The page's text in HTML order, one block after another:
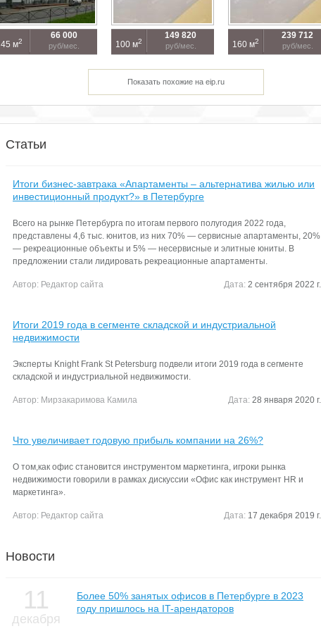
45 м2
66 000
руб/мес. 100 м2
149 820
руб/мес. 160 м2
239 712
руб/мес.
Показать похожие на eip.ru
Статьи
Итоги бизнес-завтрака «Апартаменты – альтернатива жилью или
инвестиционный продукт?» в Петербурге
Всего на рынке Петербурга по итогам первого полугодия 2022 года,
представлены 4,6 тыс. юнитов, из них 70% — сервисные апартаменты, 20%
— рекреационные объекты и 5% — несервисные и элитные юниты. В
предложении стали лидировать рекреационные апартаменты.
Автор: Редактор сайта Дата: 2 сентября 2022 г.
Итоги 2019 года в сегменте складской и индустриальной
недвижимости
Эксперты Knight Frank St Petersburg подвели итоги 2019 года в сегменте
складской и индустриальной недвижимости.
Автор: Мирзакаримова Камила Дата: 28 января 2020 г.
Что увеличивает годовую прибыль компании на 26%?
О том,как офис становится инструментом маркетинга, игроки рынка
недвижимости говорили в рамках дискуссии «Офис как инструмент HR и
маркетинга».
Автор: Редактор сайта Дата: 17 декабря 2019 г.
Новости
11
декабря
Более 50% занятых офисов в Петербурге в 2023
году пришлось на IT-арендаторов